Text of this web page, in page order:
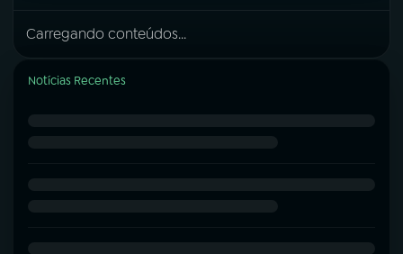
Carregando conteúdos...
Notícias Recentes